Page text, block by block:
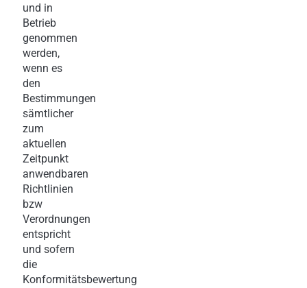
und in
Betrieb
genommen
werden,
wenn es
den
Bestimmungen
sämtlicher
zum
aktuellen
Zeitpunkt
anwendbaren
Richtlinien
bzw
Verordnungen
entspricht
und sofern
die
Konformitätsbewertung